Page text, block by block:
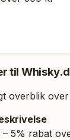
til
overblik
– 5% rabat